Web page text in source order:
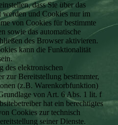
dass Sie über das
werden und Cookies nur im
von Cookies für bestimmte
sowie das automatische
des Browser aktivieren.
kann die Funktionalität
des elektronischen
zur Bereitstellung bestimmter,
(z.B. Warenkorbfunktion)
von Art. 6 Abs. 1 lit. f
hat ein berechtigtes
Cookies zur technisch
seiner Dienste.